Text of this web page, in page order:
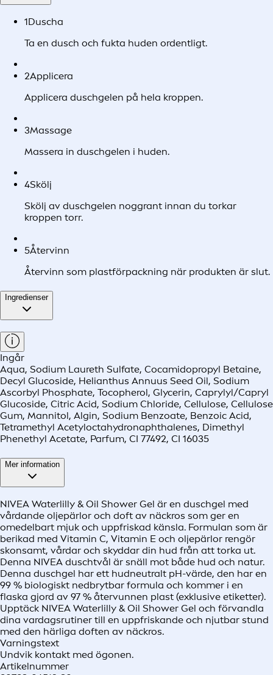
1Duscha
Ta en dusch och fukta huden ordentligt.
2Applicera
Applicera duschgelen på hela kroppen.
3Massage
Massera in duschgelen i huden.
4Skölj
Skölj av duschgelen noggrant innan du torkar
kroppen torr.
5Återvinn
Återvinn som plastförpackning när produkten är slut.
Ingredienser
Ingår
Aqua, Sodium Laureth Sulfate, Cocamidopropyl Betaine,
Decyl Glucoside, Helianthus Annuus Seed Oil, Sodium
Ascorbyl Phosphate, Tocopherol, Glycerin, Caprylyl/Capryl
Glucoside, Citric Acid, Sodium Chloride, Cellulose, Cellulose
Gum, Mannitol, Algin, Sodium Benzoate, Benzoic Acid,
Tetramethyl Acetyloctahydronaphthalenes, Dimethyl
Phenethyl Acetate, Parfum, CI 77492, CI 16035
Mer information
NIVEA Waterlilly & Oil Shower Gel är en duschgel med
vårdande oljepärlor och doft av näckros som ger en
omedelbart mjuk och uppfriskad känsla. Formulan som är
berikad med Vitamin C, Vitamin E och oljepärlor rengör
skonsamt, vårdar och skyddar din hud från att torka ut.
Denna NIVEA duschtvål är snäll mot både hud och natur.
Denna duschgel har ett hudneutralt pH-värde, den har en
99 % biologiskt nedbrytbar formula och kommer i en
flaska gjord av 97 % återvunnen plast (exklusive etiketter).
Upptäck NIVEA Waterlilly & Oil Shower Gel och förvandla
dina vardagsrutiner till en uppfriskande och njutbar stund
med den härliga doften av näckros.
Varningstext
Undvik kontakt med ögonen.
Artikelnummer